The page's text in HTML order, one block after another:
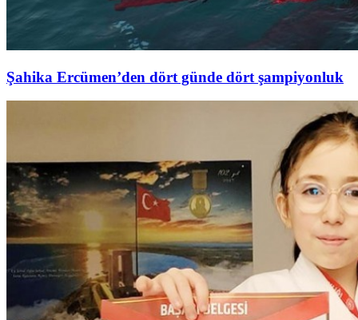
Şahika Ercümen’den dört günde dört şampiyonluk